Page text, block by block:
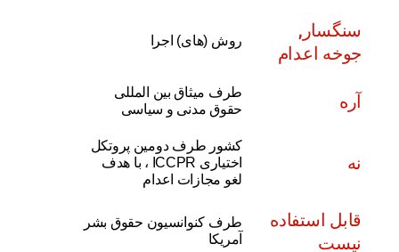
سنگسار,
جوخه اعدام
روش (های) اجرا
آره
طرف میثاق بین المللی
حقوق مدنی و سیاسی
نه
کشور طرف دومین پروتکل
اختیاری ICCPR ، با هدف
لغو مجازات اعدام
قابل استفاده
نیست
طرف کنوانسیون حقوق بشر
آمریکا